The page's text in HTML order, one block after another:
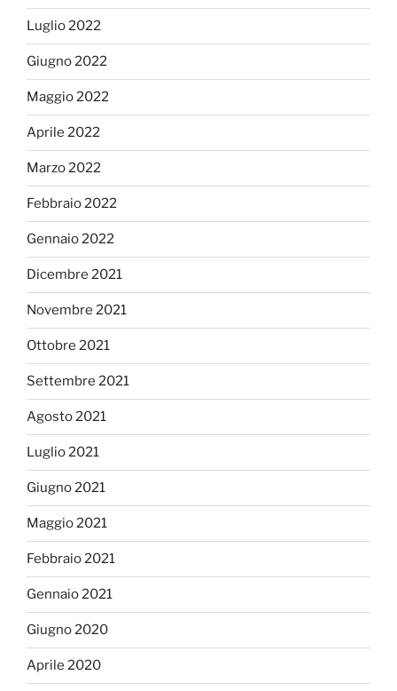
Luglio 2022
Giugno 2022
Maggio 2022
Aprile 2022
Marzo 2022
Febbraio 2022
Gennaio 2022
Dicembre 2021
Novembre 2021
Ottobre 2021
Settembre 2021
Agosto 2021
Luglio 2021
Giugno 2021
Maggio 2021
Febbraio 2021
Gennaio 2021
Giugno 2020
Aprile 2020